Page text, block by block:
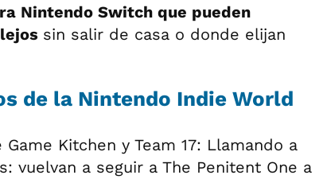
Nintendo Switch que pueden
sin salir de casa o donde elijan
de la Nintendo Indie World
Game Kitchen y Team 17: Llamando a
vuelvan a seguir a The Penitent One a